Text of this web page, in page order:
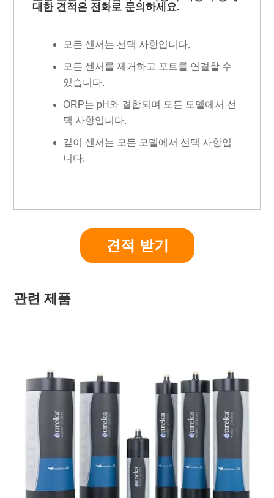
대한 견적은 전화로 문의하세요.
모든 센서는 선택 사항입니다.
모든 센서를 제거하고 포트를 연결할 수
있습니다.
ORP는 pH와 결합되며 모든 모델에서 선
택 사항입니다.
깊이 센서는 모든 모델에서 선택 사항입
니다.
견적 받기
관련 제품